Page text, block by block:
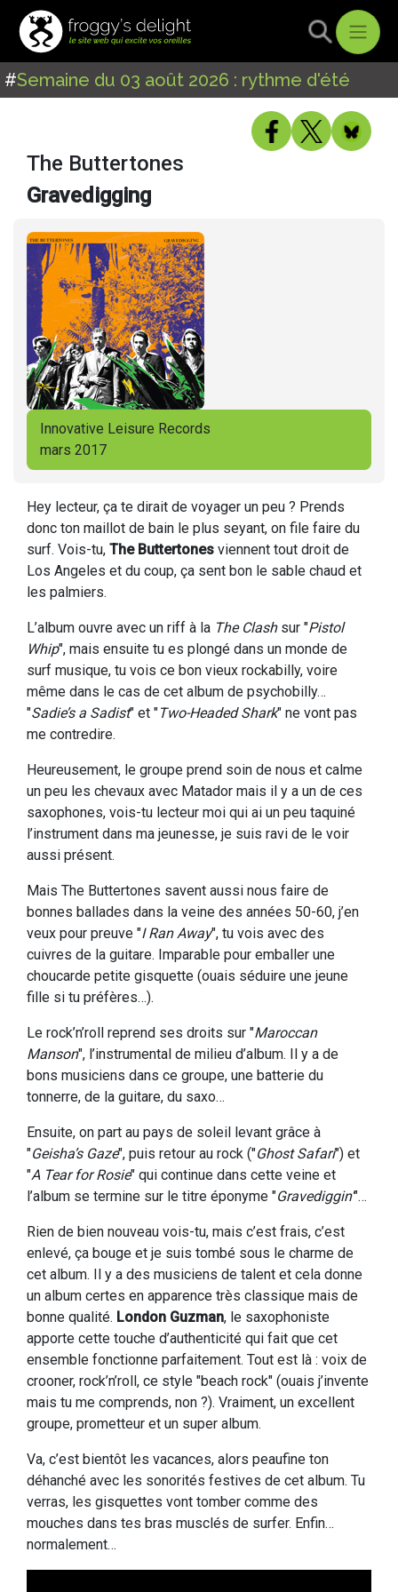
#Semaine du 03 août 2026 : rythme d'été
The Buttertones
Gravedigging
Innovative Leisure Records
mars 2017
Hey lecteur, ça te dirait de voyager un peu ? Prends
donc ton maillot de bain le plus seyant, on file faire du
surf. Vois-tu, The Buttertones viennent tout droit de
Los Angeles et du coup, ça sent bon le sable chaud et
les palmiers.
L’album ouvre avec un riff à la The Clashsur "Pistol
Whip", mais ensuite tu es plongé dans un monde de
surf musique, tu vois ce bon vieux rockabilly, voire
même dans le cas de cet album de psychobilly…
"Sadie’s a Sadist" et "Two-Headed Shark" ne vont pas
me contredire.
Heureusement, le groupe prend soin de nous et calme
un peu les chevaux avec Matador mais il y a un de ces
saxophones, vois-tu lecteur moi qui ai un peu taquiné
l’instrument dans ma jeunesse, je suis ravi de le voir
aussi présent.
Mais The Buttertones savent aussi nous faire de
bonnes ballades dans la veine des années 50-60, j’en
veux pour preuve "I Ran Away", tu vois avec des
cuivres de la guitare. Imparable pour emballer une
choucarde petite gisquette (ouais séduire une jeune
fille si tu préfères…).
Le rock’n’roll reprend ses droits sur "Maroccan
Manson", l’instrumental de milieu d’album. Il y a de
bons musiciens dans ce groupe, une batterie du
tonnerre, de la guitare, du saxo…
Ensuite, on part au pays de soleil levant grâce à
"Geisha’s Gaze", puis retour au rock ("Ghost Safari") et
"A Tear for Rosie" qui continue dans cette veine et
l’album se termine sur le titre éponyme "Gravediggin’"…
Rien de bien nouveau vois-tu, mais c’est frais, c’est
enlevé, ça bouge et je suis tombé sous le charme de
cet album. Il y a des musiciens de talent et cela donne
un album certes en apparence très classique mais de
bonne qualité. London Guzman, le saxophoniste
apporte cette touche d’authenticité qui fait que cet
ensemble fonctionne parfaitement. Tout est là : voix de
crooner, rock’n’roll, ce style "beach rock" (ouais j’invente
mais tu me comprends, non ?). Vraiment, un excellent
groupe, prometteur et un super album.
Va, c’est bientôt les vacances, alors peaufine ton
déhanché avec les sonorités festives de cet album. Tu
verras, les gisquettes vont tomber comme des
mouches dans tes bras musclés de surfer. Enfin…
normalement…